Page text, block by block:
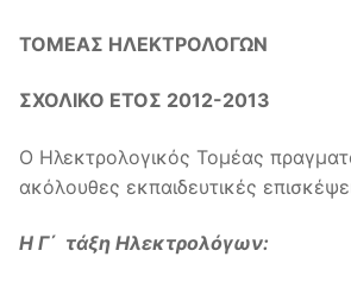
ΤΟΜΕΑΣ ΗΛΕΚΤΡΟΛΟΓΩΝ
ΣΧΟΛΙΚΟ ΕΤΟΣ 2012-2013
Ο Ηλεκτρολογικός Τομέας
ακόλουθες εκπαιδευτικές
Η Γ΄ τάξη Ηλεκτρολόγων: